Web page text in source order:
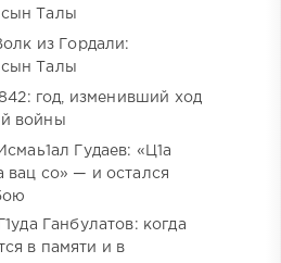
Талы
из Гордали:
Талы
год, изменивший ход
войны
Гудаев: «Ц1а
вац со» — и остался
Г1уда Ганбулатов: когда
в памяти и в